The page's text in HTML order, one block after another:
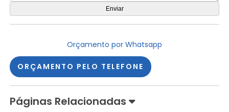
Orçamento por Whatsapp
ORÇAMENTO PELO TELEFONE
Páginas Relacionadas